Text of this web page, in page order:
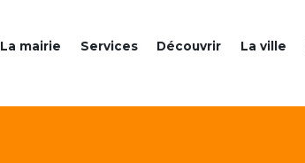
La mairie Services Découvrir La ville